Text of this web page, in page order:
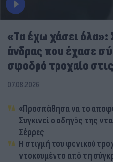
«Τα έχω χάσει όλα»:
άνδρας που έχασε
σφοδρό τροχαίο
07.08.2026
«Προσπάθησα να το
Συγκινεί ο οδηγός της
Σέρρες
Η στιγμή του φονικού
ντοκουμέντο από τη